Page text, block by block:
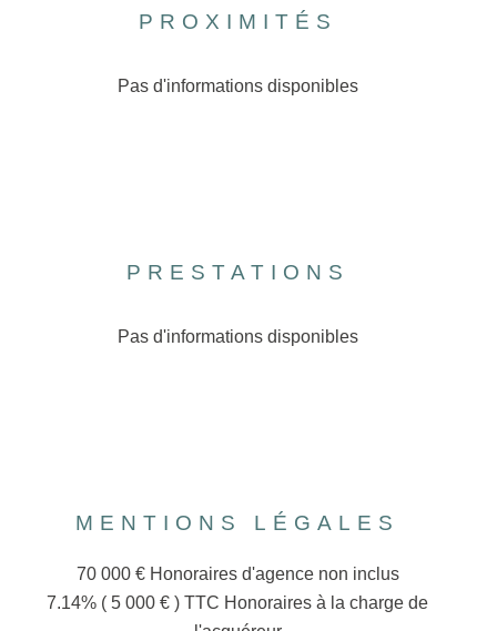
PROXIMITÉS
Pas d'informations disponibles
PRESTATIONS
Pas d'informations disponibles
MENTIONS LÉGALES
70 000 € Honoraires d'agence non inclus
7.14% ( 5 000 € ) TTC Honoraires à la charge de